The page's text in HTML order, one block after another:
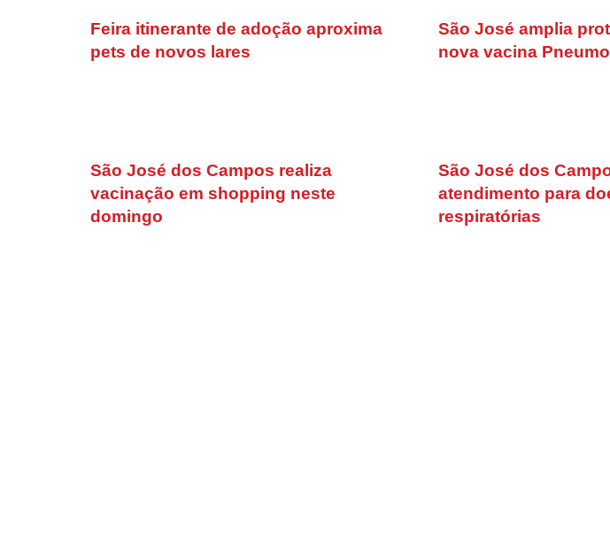
Feira itinerante de adoção aproxima
pets de novos lares
São José amplia
nova vacina
São José dos Campos realiza
vacinação em shopping neste
domingo
São José dos
atendimento para
respiratórias